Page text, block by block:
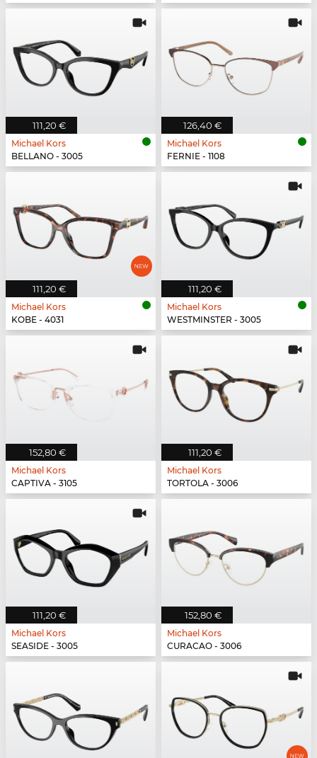
111,20 €
Michael Kors
BELLANO - 3005
126,40 €
Michael Kors
FERNIE - 1108
111,20 €
Michael Kors
KOBE - 4031
111,20 €
Michael Kors
WESTMINSTER - 3005
152,80 €
Michael Kors
CAPTIVA - 3105
111,20 €
Michael Kors
TORTOLA - 3006
111,20 €
Michael Kors
SEASIDE - 3005
152,80 €
Michael Kors
CURACAO - 3006